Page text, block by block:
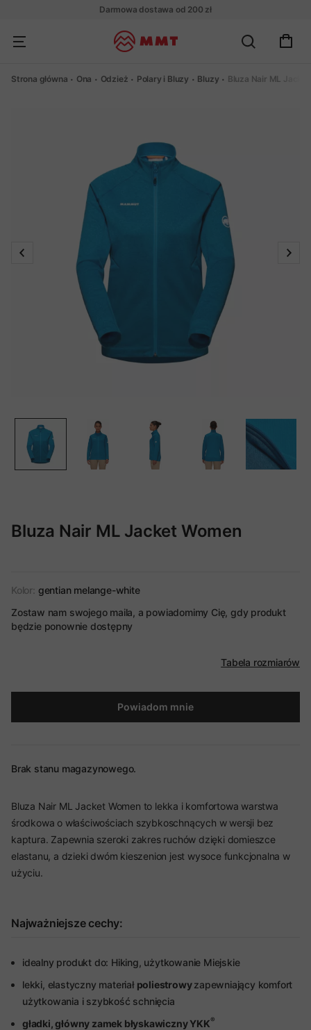
Darmowa dostawa od 200 zł
Strona główna Ona Odzież Polary i Bluzy Bluzy Bluza Nair ML
Bluza Nair ML Jacket Women
Kolor: gentian melange-white
Zostaw nam swojego maila, a powiadomimy Cię, gdy produkt
będzie ponownie dostępny
Tabela rozmiarów
Powiadom mnie
Brak stanu magazynowego.
Bluza Nair ML Jacket Women to lekka i komfortowa warstwa
środkowa o właściwościach szybkoschnących w wersji bez
kaptura. Zapewnia szeroki zakres ruchów dzięki domieszce
elastanu, a dzieki dwóm kieszenion jest wysoce funkcjonalna w
użyciu.
Najważniejsze cechy:
idealny produkt do: Hiking, użytkowanie Miejskie
lekki, elastyczny materiał poliestrowyzapewniający komfort
użytkowania i szybkość schnięcia
gładki, główny zamek błyskawiczny YKK®